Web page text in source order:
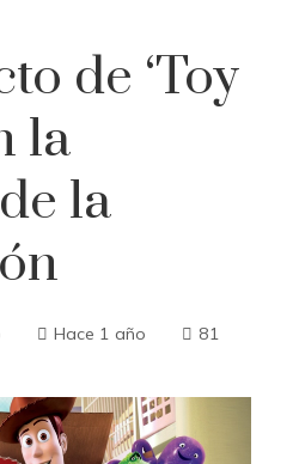
de ‘Toy
la
la
Hace 1 año 81